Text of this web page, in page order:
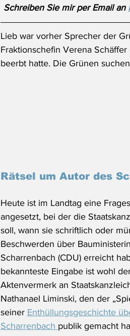
Schreiben Sie mir per Email an
Lieb war vorher Sprecher der
Fraktionschefin Verena
beerbt hatte. Die Grünen
Rätsel um Autor des
Heute ist im Landtag eine
angesetzt, bei der die
soll, wann sie schriftlich oder
Beschwerden über
Scharrenbach (CDU) erreicht
bekannteste Eingabe ist wohl
Aktenvermerk an
Nathanael Liminski, den der
seiner Enthüllungsgeschichte
Scharrenbach publik gemacht